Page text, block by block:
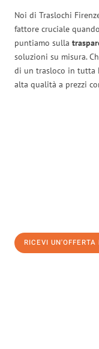
Noi di Traslochi
fattore cruciale
puntiamo sulla
soluzioni su misura.
di un trasloco in tutta
alta qualità a prezzi
RICEVI